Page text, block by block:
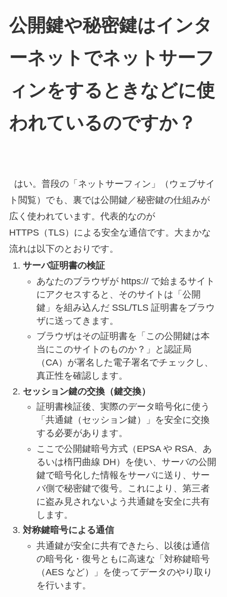
公開鍵や秘密鍵はインタ
ーネットでネットサーフ
ィンをするときなどに使
われているのですか？
はい。普段の「ネットサーフィン」（ウェブサイ
ト閲覧）でも、裏では公開鍵／秘密鍵の仕組みが
広く使われています。代表的なのが
HTTPS（TLS）による安全な通信です。大まかな
流れは以下のとおりです。
サーバ証明書の検証
あなたのブラウザが https:// で始まるサイト
にアクセスすると、そのサイトは「公開
鍵」を組み込んだ SSL/TLS 証明書をブラウ
ザに送ってきます。
ブラウザはその証明書を「この公開鍵は本
当にこのサイトのものか？」と認証局
（CA）が署名した電子署名でチェックし、
真正性を確認します。
セッション鍵の交換（鍵交換）
証明書検証後、実際のデータ暗号化に使う
「共通鍵（セッション鍵）」を安全に交換
する必要があります。
ここで公開鍵暗号方式（EPSA や RSA、あ
るいは楕円曲線 DH）を使い、サーバの公開
鍵で暗号化した情報をサーバに送り、サー
バ側で秘密鍵で復号。これにより、第三者
に盗み見されないよう共通鍵を安全に共有
します。
対称鍵暗号による通信
共通鍵が安全に共有できたら、以後は通信
の暗号化・復号ともに高速な「対称鍵暗号
（AES など）」を使ってデータのやり取り
を行います。